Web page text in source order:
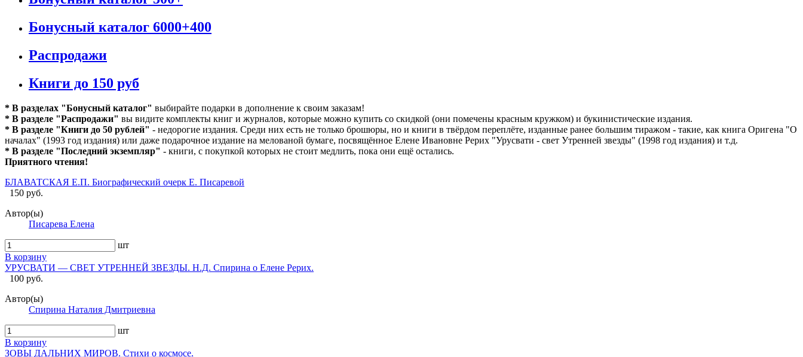
Бонусный каталог 6000+400
Распродажи
Книги до 150 руб
* В разделах "Бонусный каталог" выбирайте подарки в дополнение к своим заказам!
* В разделе "Распродажи" вы видите комплекты книг и журналов, которые можно купить со скидкой (они помечены красным кружком) и букинистические издания.
* В разделе "Книги до 50 рублей" - недорогие издания. Среди них есть не только брошюры, но и книги в твёрдом переплёте, изданные ранее большим тиражом - такие, как книга Оригена "О
началах" (1993 год издания) или даже подарочное издание на мелованой бумаге, посвящённое Елене Ивановне Рерих "Урусвати - свет Утренней звезды" (1998 год издания) и т.д.
* В разделе "Последний экземпляр" - книги, с покупкой которых не стоит медлить, пока они ещё остались.
Приятного чтения!
БЛАВАТСКАЯ Е.П. Биографический очерк Е. Писаревой
150 руб.
Автор(ы)
Писарева Елена
шт
В корзину
УРУСВАТИ — СВЕТ УТРЕННЕЙ ЗВЕЗДЫ. Н.Д. Спирина о Елене Рерих.
100 руб.
Автор(ы)
Спирина Наталия Дмитриевна
шт
В корзину
ЗОВЫ ДАЛЬНИХ МИРОВ. Стихи о космосе.